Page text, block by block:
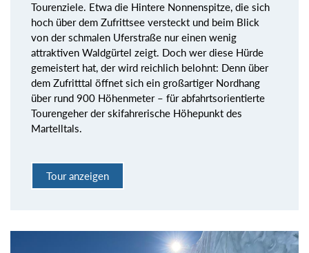
Tourenziele. Etwa die Hintere Nonnenspitze, die sich
hoch über dem Zufrittsee versteckt und beim Blick
von der schmalen Uferstraße nur einen wenig
attraktiven Waldgürtel zeigt. Doch wer diese Hürde
gemeistert hat, der wird reichlich belohnt: Denn über
dem Zufritttal öffnet sich ein großartiger Nordhang
über rund 900 Höhenmeter – für abfahrtsorientierte
Tourengeher der skifahrerische Höhepunkt des
Martelltals.
Tour anzeigen